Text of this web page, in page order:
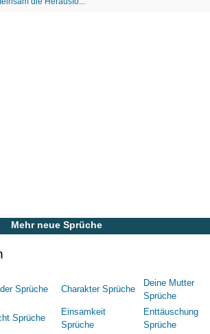
Mehr neue Sprüche
Sprüche Charakter Sprüche
Deine Mutter
Sprüche
Sprüche
Einsamkeit
Sprüche
Enttäuschung
Sprüche